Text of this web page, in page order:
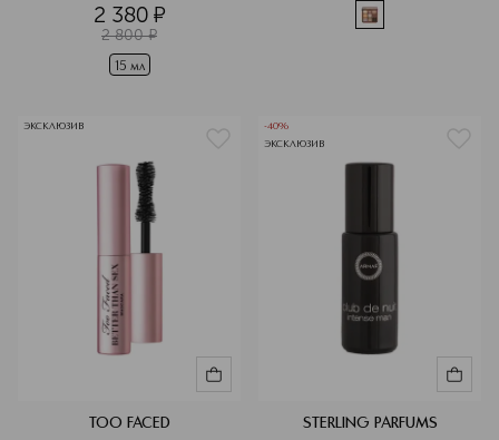
2 380 ¤
2 800 ¤
15 мл
ЭКСКЛЮЗИВ
TOO FACED
-40%
ЭКСКЛЮЗИВ
STERLING PARFUMS